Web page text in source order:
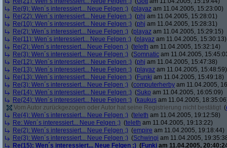
Re(9): Wen´s interessiert... Neue Felgen ;) (playaz am 11.04.2005, 15:23:00)
Re(22): Wen´s interessiert... Neue Felgen ;) (phj am 11.04.2005, 15:28:01)
Re(10): Wen´s interessiert... Neue Felgen ;) (phj am 11.04.2005, 15:28:31)
Re(2): Wen´s interessiert... Neue Felgen ;) (playaz am 11.04.2005, 15:29:15)
Re(11): Wen´s interessiert... Neue Felgen ;) (playaz am 11.04.2005, 15:30:13)
Re(2): Wen´s interessiert... Neue Felgen ;) (teleth am 11.04.2005, 15:32:14)
Re(3): Wen´s interessiert... Neue Felgen ;) (Somnatic am 11.04.2005,
Re(12): Wen´s interessiert... Neue Felgen ;) (phj am 11.04.2005, 15:47:38)
Re(13): Wen´s interessiert... Neue Felgen ;) (playaz am 11.04.2005, 15:48:59)
Re(13): Wen´s interessiert... Neue Felgen ;) (Funki am 11.04.2005, 15:49:18)
Re(3): Wen´s interessiert... Neue Felgen ;) (computerherby am 11.04.2005,
Re(14): Wen´s interessiert... Neue Felgen ;) (Suko am 11.04.2005, 16:05:09)
Re(24): Wen´s interessiert... Neue Felgen ;) (kaukus am 11.04.2005,
Vom Autor zurückgezogen oder Autor hat seine Registrierung nicht bestätigt (
Re(4): Wen´s interessiert... Neue Felgen ;) (teleth am 11.04.2005, 19:12:58)
Re: Wen´s interessiert... Neue Felgen ;) (teleth am 11.04.2005, 19:13:22)
Re(2): Wen´s interessiert... Neue Felgen ;) (empire am 11.04.2005, 19:18:44)
Re(3): Wen´s interessiert... Neue Felgen ;) (Schwingi am 11.04.2005,
Re(15): Wen´s interessiert... Neue Felgen ;) (Funki am 11.04.2005,